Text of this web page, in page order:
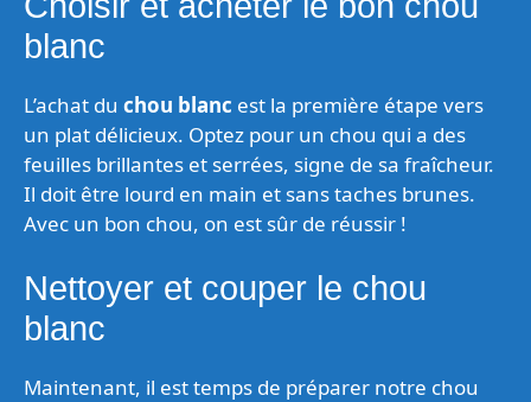
blanc
L’achat du chou blanc est la première étape vers
un plat délicieux. Optez pour un chou qui a des
feuilles brillantes et serrées, signe de sa fraîcheur.
Il doit être lourd en main et sans taches brunes.
Avec un bon chou, on est sûr de réussir !
Nettoyer et couper le chou
blanc
Maintenant, il est temps de préparer notre chou